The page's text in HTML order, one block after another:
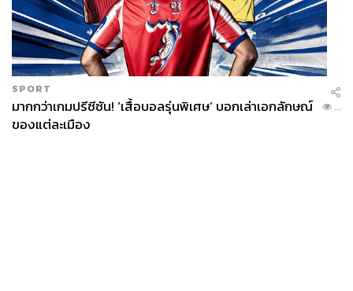
SPORT
มากกว่าเกมปรีซีซัน! ‘เสื้อบอลรุ่นพิเศษ’ บอกเล่าเอกลักษณ์
ของแต่ละเมือง
...